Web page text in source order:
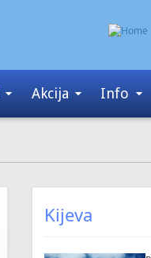
Akcija Info
Kijeva